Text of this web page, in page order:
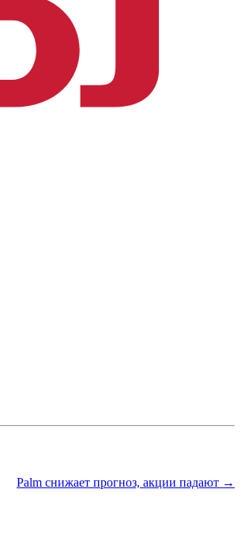
Palm снижает прогноз, акции падают →